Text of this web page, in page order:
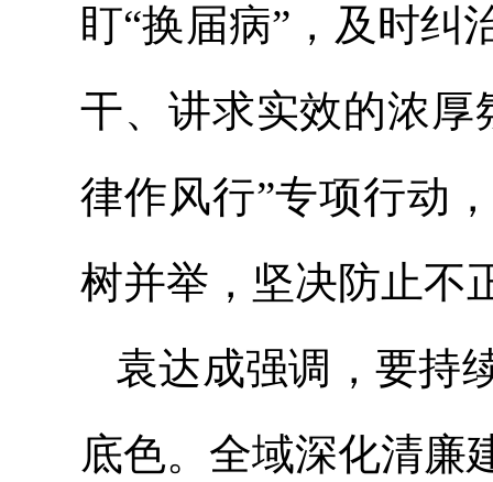
盯“换届病”，及时纠
干、讲求实效的浓厚
律作风行”专项行动
树并举，坚决防止不
袁达成强调，要持
底色。全域深化清廉